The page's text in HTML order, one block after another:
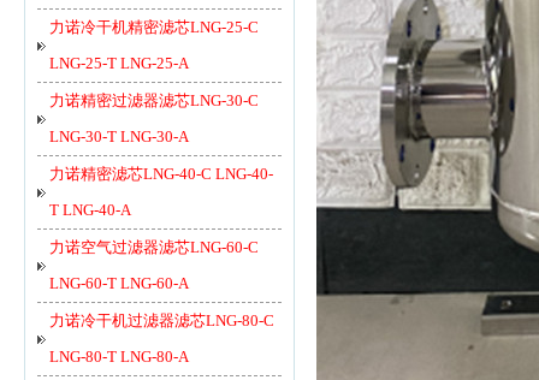
力诺冷干机精密滤芯LNG-25-C
LNG-25-T LNG-25-A
力诺精密过滤器滤芯LNG-30-C
LNG-30-T LNG-30-A
力诺精密滤芯LNG-40-C LNG-40-
T LNG-40-A
力诺空气过滤器滤芯LNG-60-C
LNG-60-T LNG-60-A
力诺冷干机过滤器滤芯LNG-80-C
LNG-80-T LNG-80-A